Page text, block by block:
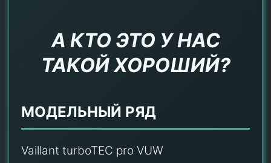
А КТО ЭТО У НАС
ТАКОЙ ХОРОШИЙ?
МОДЕЛЬНЫЙ РЯД
Vaillant turboTEC pro VUW